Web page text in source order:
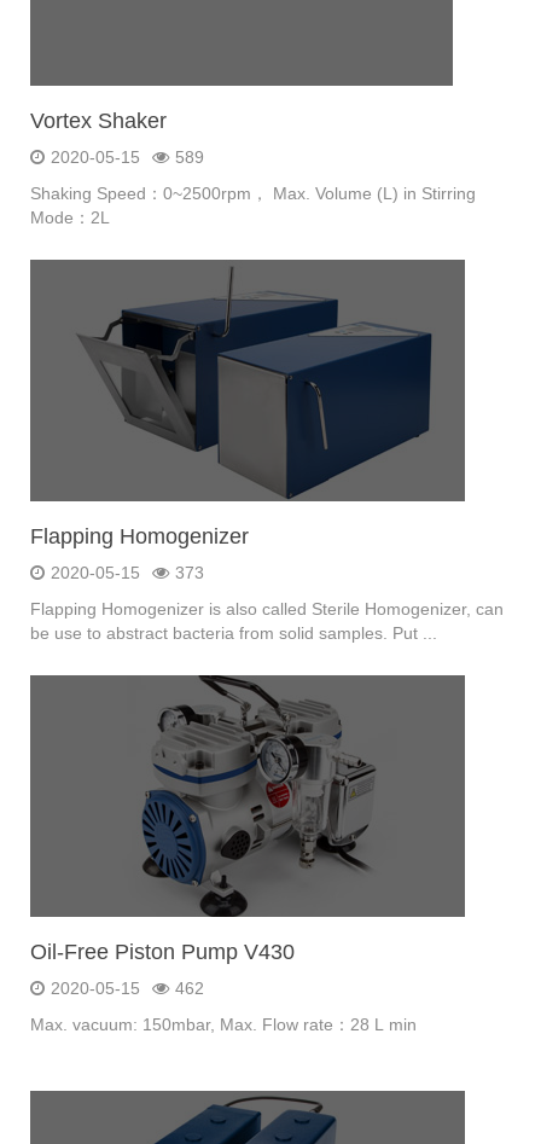
Vortex Shaker
2020-05-15
589
Shaking Speed：0~2500rpm， Max. Volume (L) in Stirring
Mode：2L
Flapping Homogenizer
2020-05-15
373
Flapping Homogenizer is also called Sterile Homogenizer, can
be use to abstract bacteria from solid samples. Put ...
Oil-Free Piston Pump V430
2020-05-15
462
Max. vacuum: 150mbar, Max. Flow rate：28 L min